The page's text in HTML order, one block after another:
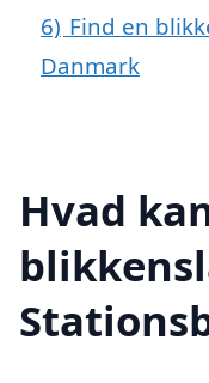
6) Find en
Danmark
Hvad